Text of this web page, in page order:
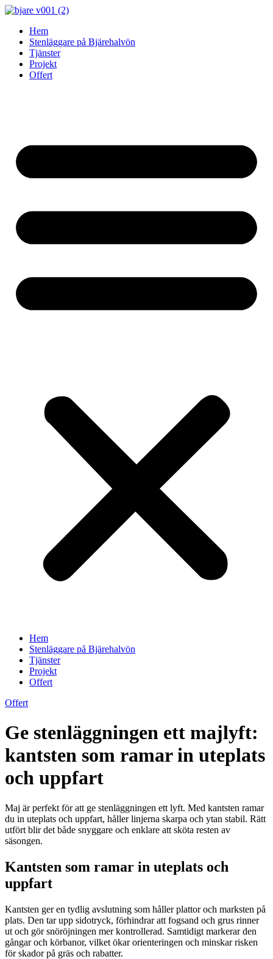
Skip
contentHem
Stenläggare på Bjärehalvön
Tjänster
Projekt
Offert
Hem
Stenläggare på Bjärehalvön
Tjänster
Projekt
Offert
Offert
Ge stenläggningen ett majlyft:
kantsten som ramar in uteplats
och uppfart
Maj är perfekt för att ge stenläggningen ett lyft. Med kantsten ramar
du in uteplats och uppfart, håller linjerna skarpa och ytan stabil. Rätt
utfört blir det både snyggare och enklare att sköta resten av
säsongen.
Kantsten som ramar in uteplats och
uppfart
Kantsten ger en tydlig avslutning som håller plattor och marksten på
plats. Den tar upp sidotryck, förhindrar att fogsand och grus rinner
ut och gör snöröjningen mer kontrollerad. Samtidigt markerar den
gångar och körbanor, vilket ökar orienteringen och minskar risken
för skador på gräs och rabatter.